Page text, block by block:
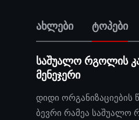
ახლები ტოპები
საშუალო რგოლის
მენეჯერი
დიდი ორგანიზაციების
ბევრი რამეა საშუალო